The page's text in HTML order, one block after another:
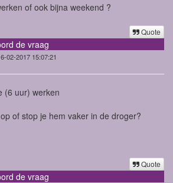
of ook bijna weekend ?
Quote
de vraag
02-2017 15:07:21
(6 uur) werken
of stop je hem vaker in de droger?
Quote
de vraag